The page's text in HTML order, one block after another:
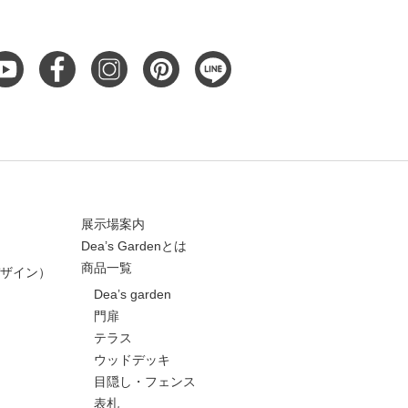
イン）
展示場案内
Dea’s Gardenとは
商品一覧
Dea’s garden
門扉
テラス
ウッドデッキ
目隠し・フェンス
表札